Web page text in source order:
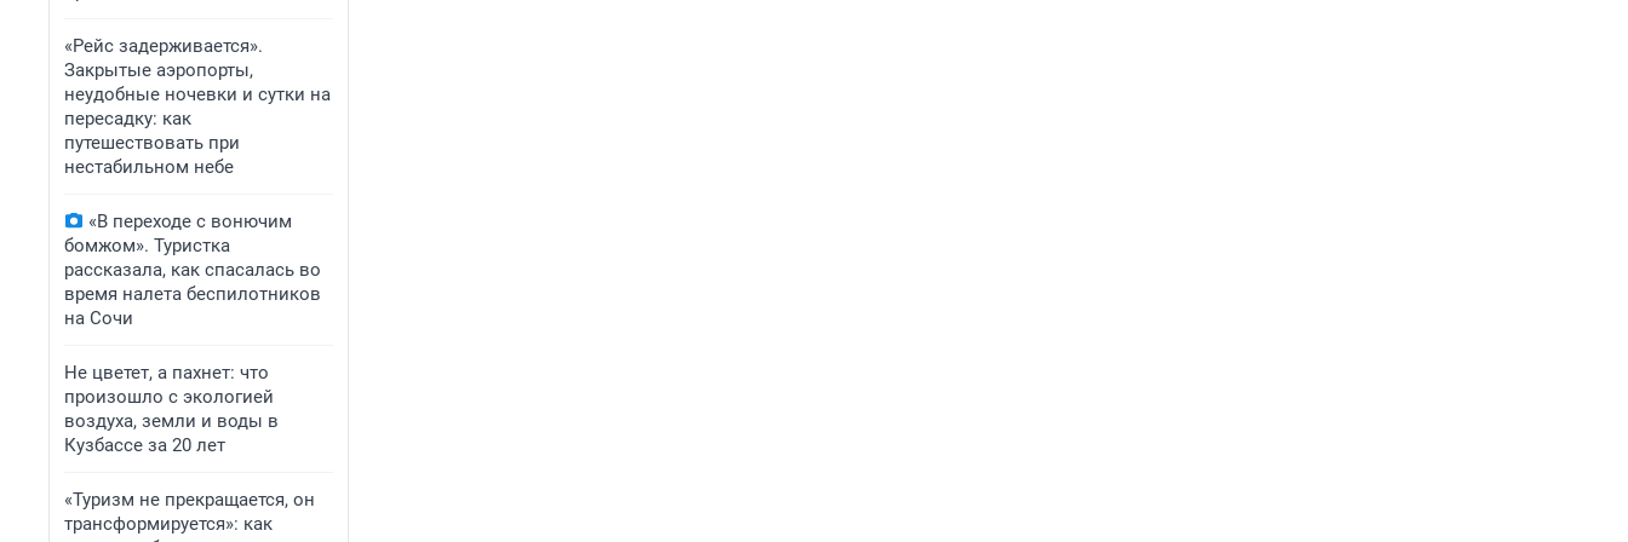
«Рейс задерживается».
Закрытые аэропорты,
неудобные ночевки и сутки на
пересадку: как
путешествовать при
нестабильном небе
«В переходе с вонючим
бомжом». Туристка
рассказала, как спасалась во
время налета беспилотников
на Сочи
Не цветет, а пахнет: что
произошло с экологией
воздуха, земли и воды в
Кузбассе за 20 лет
«Туризм не прекращается, он
трансформируется»: как